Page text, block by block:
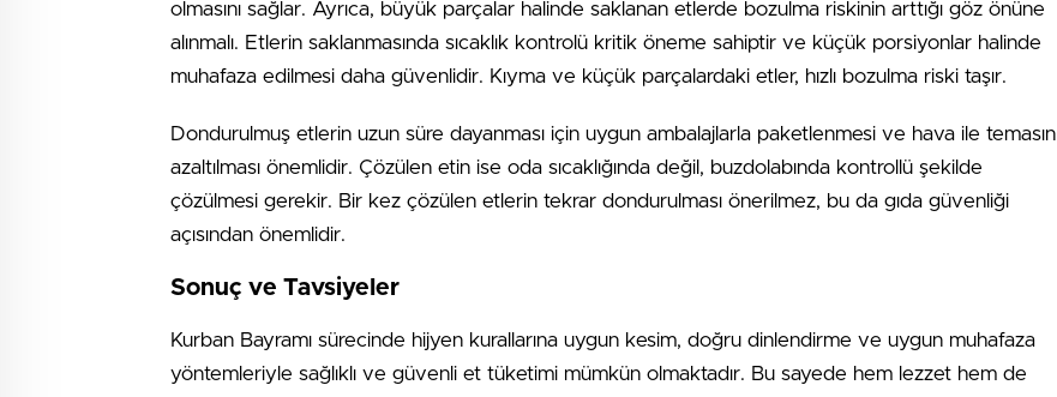
olmasını sağlar. Ayrıca, büyük parçalar halinde saklanan etlerde bozulma riskinin arttığı göz önüne
alınmalı. Etlerin saklanmasında sıcaklık kontrolü kritik öneme sahiptir ve küçük porsiyonlar halinde
muhafaza edilmesi daha güvenlidir. Kıyma ve küçük parçalardaki etler, hızlı bozulma riski taşır.
Dondurulmuş etlerin uzun süre dayanması için uygun ambalajlarla paketlenmesi ve hava ile temasın
azaltılması önemlidir. Çözülen etin ise oda sıcaklığında değil, buzdolabında kontrollü şekilde
çözülmesi gerekir. Bir kez çözülen etlerin tekrar dondurulması önerilmez, bu da gıda güvenliği
açısından önemlidir.
Sonuç ve Tavsiyeler
Kurban Bayramı sürecinde hijyen kurallarına uygun kesim, doğru dinlendirme ve uygun muhafaza
yöntemleriyle sağlıklı ve güvenli et tüketimi mümkün olmaktadır. Bu sayede hem lezzet hem de